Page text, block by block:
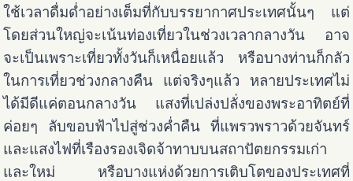
ใช้เวลาดื่มด่ำอย่างเต็มที่กับบรรยากาศประเทศนั้นๆ แต่
โดยส่วนใหญ่จะเน้นท่องเที่ยวในช่วงเวลากลางวัน อาจ
จะเป็นเพราะเที่ยวทั้งวันก็เหนื่อยแล้ว หรือบางท่านก็กลัว
ในการเที่ยวช่วงกลางคืน แต่จริงๆแล้ว หลายประเทศไม่
ได้มีดีแค่ตอนกลางวัน แสงที่เปล่งปลั่งของพระอาทิตย์ที่
ค่อยๆ ลับขอบฟ้าไปสู่ช่วงค่ำคืน ที่แพรวพราวด้วยจันทร์
และแสงไฟที่เรืองรองเจิดจ้าทาบบนสถาปัตยกรรมเก่า
และใหม่ หรือบางแห่งด้วยการเติบโตของประเทศที่